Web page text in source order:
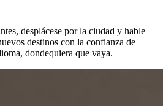
desplácese por la ciudad y hable
destinos con la confianza de
dondequiera que vaya.